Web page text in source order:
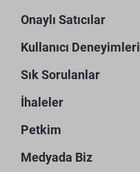
Onaylı Satıcılar
Kullanıcı Deneyimleri
Sık Sorulanlar
İhaleler
Petkim
Medyada Biz